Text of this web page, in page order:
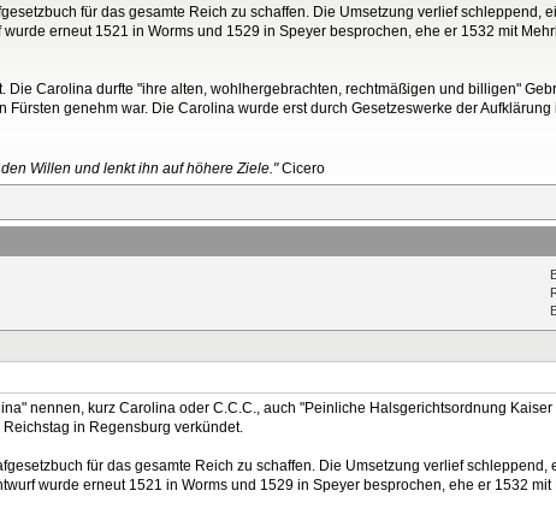
für das gesamte Reich zu schaffen. Die Umsetzung verlief schleppend,
erneut 1521 in Worms und 1529 in Speyer besprochen, ehe er 1532 mit
Carolina durfte "ihre alten, wohlhergebrachten, rechtmäßigen und billigen"
genehm war. Die Carolina wurde erst durch Gesetzeswerke der
Willen und lenkt ihn auf höhere Ziele."Cicero
nennen, kurz Carolina oder C.C.C., auch "Peinliche Halsgerichtsordnung
in Regensburg verkündet.
für das gesamte Reich zu schaffen. Die Umsetzung verlief schleppend,
wurde erneut 1521 in Worms und 1529 in Speyer besprochen, ehe er 1532